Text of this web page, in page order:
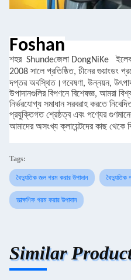
Foshan
শহর Shundeজেলা DongNiKe
2008 সালে প্রতিষ্ঠিত, চীনের গুয়াংডং
দপ্তর অবস্থিত। গবেষণা, উন্নয়ন,
উপাদানগুলির বিপণনে বিশেষজ্ঞ, আমরা
নির্ভরযোগ্য সমাধান সরবরাহ করতে
প্রযুক্তিগত শ্রেষ্ঠত্ব এবং পণ্যের
আমাদের অসংখ্য ক্লায়েন্টদের কাছ থেকে
Tags:
বৈদ্যুতিক জল গরম করার উপাদান বৈদ্যুতিক
তাত্ক্ষণিক গরম করার উপাদান
Similar